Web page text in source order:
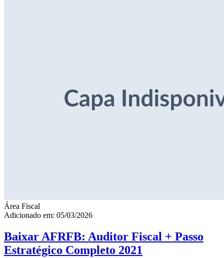
Área Fiscal
Adicionado em: 05/03/2026
Baixar AFRFB: Auditor Fiscal + Passo
Estratégico Completo 2021